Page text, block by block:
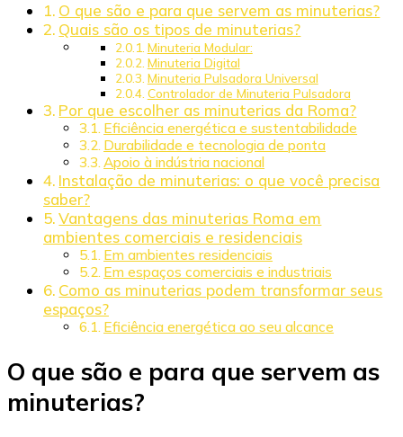
O que são e para que servem as minuterias?
Quais são os tipos de minuterias?
Minuteria Modular:
Minuteria Digital
Minuteria Pulsadora Universal
Controlador de Minuteria Pulsadora
Por que escolher as minuterias da Roma?
Eficiência energética e sustentabilidade
Durabilidade e tecnologia de ponta
Apoio à indústria nacional
Instalação de minuterias: o que você precisa
saber?
Vantagens das minuterias Roma em
ambientes comerciais e residenciais
Em ambientes residenciais
Em espaços comerciais e industriais
Como as minuterias podem transformar seus
espaços?
Eficiência energética ao seu alcance
O que são e para que servem as
minuterias?